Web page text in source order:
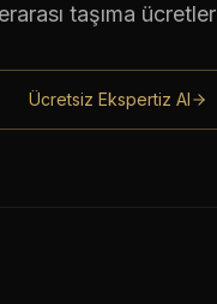
taşıma
Ücretsiz Ekspertiz Al